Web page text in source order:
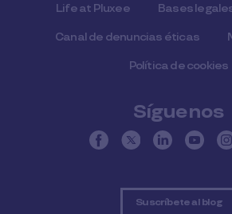
Life at Pluxee Bases
Canal de denuncias éticas
Política de cookies
Síguenos
Suscríbete al blog